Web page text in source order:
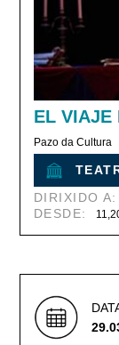
EL VIAJE
Pazo da Cultura
DIRIXIDO A:
DESDE: